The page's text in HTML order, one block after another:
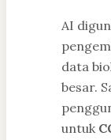
AI
data
besar.
untuk